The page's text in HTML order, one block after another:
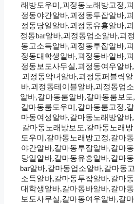
래방도우미,괴정동노래방고정,괴
정동야간알바,괴정동투잡알바,괴
정동당일알바,괴정동유흥알바,괴
정동bar알바,괴정동업소알바,괴정
동고소득알바,괴정동투잡알바,괴
정동대학생알바,괴정동바알바,괴
정동보도사무실,괴정동여우알바,
괴정동악녀알바,괴정동퍼블릭알
바,괴정동테이블알바,괴정동업소
알바,갈마동룸알바,갈마동룸보도,
갈마동룸도우미,갈마동룸고정,갈
마동여성알바,갈마동노래방알바,
갈마동노래방보도,갈마동노래방
도우미,갈마동노래방고정,갈마동
야간알바,갈마동투잡알바,갈마동
당일알바,갈마동유흥알바,갈마동
bar알바,갈마동업소알바,갈마동고
소득알바,갈마동투잡알바,갈마동
대학생알바,갈마동바알바,갈마동
보도사무실,갈마동여우알바,갈마